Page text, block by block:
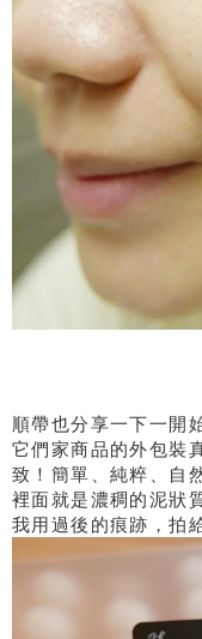
順帶也分享一下一開
它們家商品的外包裝
致！簡單、純粹、自
裡面就是濃稠的泥狀
我用過後的痕跡，拍